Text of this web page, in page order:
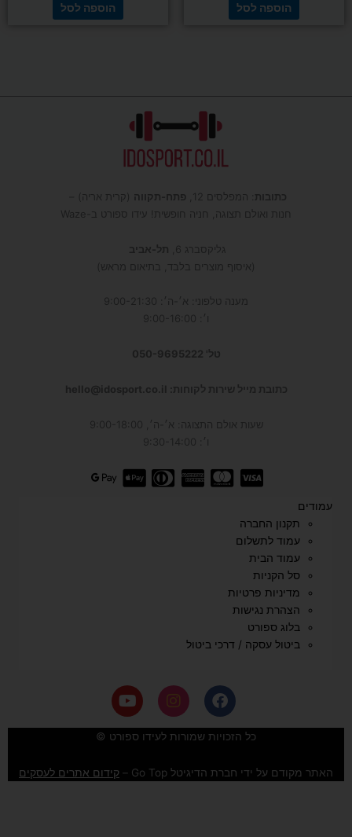
הוספה לסל הוספה לסל
כתובות : המפלסים 12, פתח-תקווה (קרית אריה) –
חנות ואולם תצוגה, חניה חופשית! עידו ספורט ב-Waze
גליקסברג 6,
תל-אביב
(איסוף מוצרים בלבד, בתיאום מראש)
מענה טלפוני: א׳-ה׳: 9:00-21:30
ו׳: 9:00-16:00
טל' 050-9695222
כתובת מייל שירות לקוחות: hello@idosport.co.il
שעות אולם התצוגה: א׳-ה׳, 9:00-18:00
ו׳: 9:30-14:00
עמודים
תקנון החברה
עמוד לתשלום
עמוד הבית
סל הקניות
מדיניות פרטיות
הצהרת נגישות
בלוג ספורט
ביטול עסקה / דרכי ביטול
F
a
c
e
o
o
I
n
s
t
g
r
Y
o
u
t
b
e
כל הזכויות שמורות לעידו ספורט ©
האתר מקודם על ידי חברת הדיגיטל Go Top – קידום אתרים לעסקים